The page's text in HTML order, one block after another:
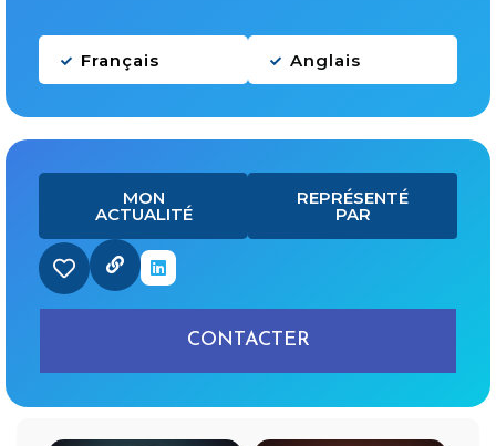
Français Anglais
MON
ACTUALITÉ
REPRÉSENTÉ
PAR
CONTACTER